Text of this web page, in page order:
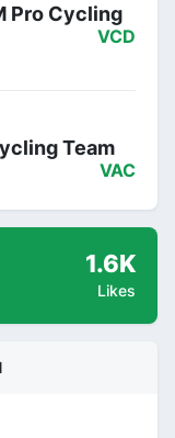
Pro Cycling
VCD
Team
VAC
1.6K
Likes